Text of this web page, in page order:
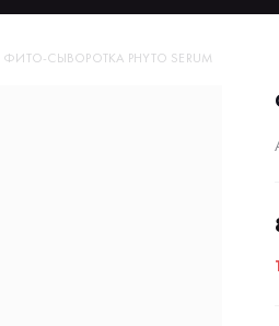
ФИТО-CЫВОРОТКА PHYTO SERUM